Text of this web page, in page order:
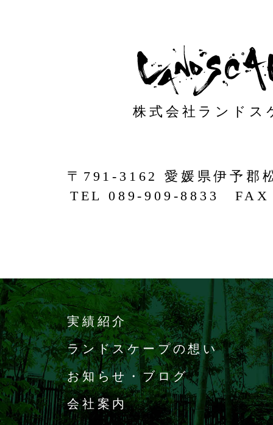
〒791-3162 愛媛県伊予郡
TEL 089-909-8833 FAX
株式会社ランドス
実績紹介
ランドスケープの想い
お知らせ・ブログ
会社案内